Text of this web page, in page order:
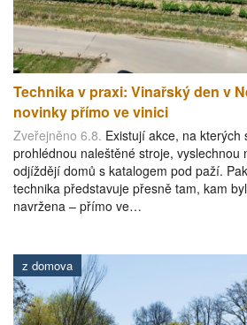
Technika v praxi: Vinařský den v
novinky přímo ve vinici
Zveřejněno 6.8. Existují akce, na kterých
prohlédnou naleštěné stroje, vyslechnou
odjíždějí domů s katalogem pod paží.
technika představuje přesně tam, kam
navržena – přímo ve…
z domova